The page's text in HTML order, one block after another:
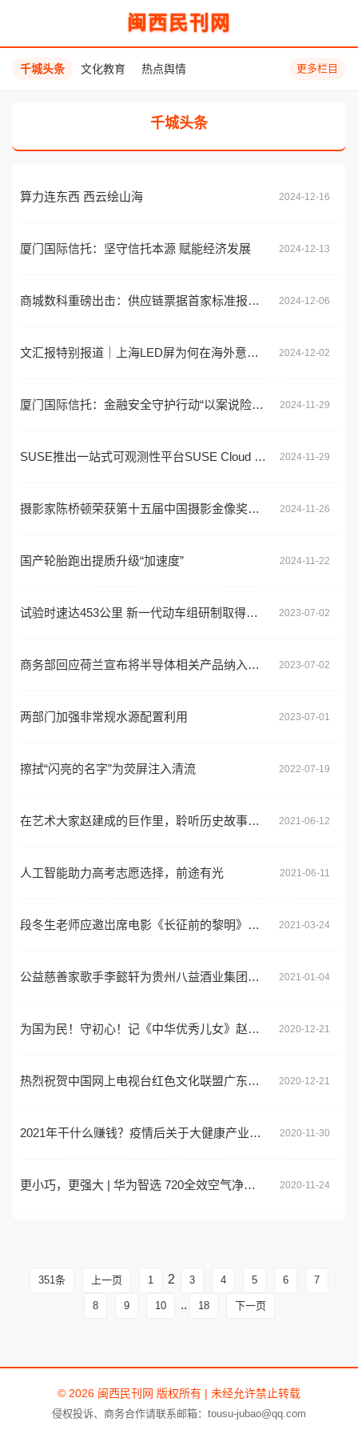
闽西民刊网
千城头条 文化教育 热点舆情 更多栏目
千城头条
算力连东西 西云绘山海 2024-12-16
厦门国际信托：坚守信托本源 赋能经济发展 2024-12-13
商城数科重磅出击：供应链票据首家标准报价方案发布，六大场景开启金融新篇 2024-12-06
文汇报特别报道｜上海LED屏为何在海外意外走红？ 2024-12-02
厦门国际信托：金融安全守护行动“以案说险”防范指南 2024-11-29
SUSE推出一站式可观测性平台SUSE Cloud Observability 2024-11-29
摄影家陈桥顿荣获第十五届中国摄影金像奖（商业摄影类） 2024-11-26
国产轮胎跑出提质升级“加速度” 2024-11-22
试验时速达453公里 新一代动车组研制取得新进展 2023-07-02
商务部回应荷兰宣布将半导体相关产品纳入出口管制 2023-07-02
两部门加强非常规水源配置利用 2023-07-01
擦拭“闪亮的名字”为荧屏注入清流 2022-07-19
在艺术大家赵建成的巨作里，聆听历史故事，致敬百年风华! 2021-06-12
人工智能助力高考志愿选择，前途有光 2021-06-11
段冬生老师应邀岀席电影《长征前的黎明》新闻发布会 2021-03-24
公益慈善家歌手李懿轩为贵州八益酒业集团代言 2021-01-04
为国为民！守初心！记《中华优秀儿女》赵金生 2020-12-21
热烈祝贺中国网上电视台红色文化联盟广东省联盟总部成立 2020-12-21
2021年干什么赚钱？疫情后关于大健康产业的思考 2020-11-30
更小巧，更强大 | 华为智选 720全效空气净化器1i上新 2020-11-24
351条 上一页 1 2 3 4 5 6 7
8 9 10 .. 18 下一页
© 2026 闽西民刊网 版权所有 | 未经允许禁止转载
侵权投诉、商务合作请联系邮箱：tousu-jubao@qq.com